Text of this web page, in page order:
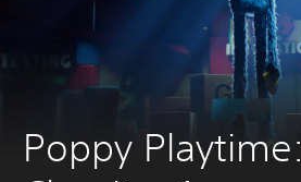
Poppy Playtime: